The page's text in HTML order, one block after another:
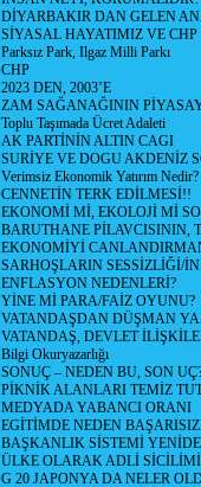
DİYARBAKIR DAN GELEN
SİYASAL HAYATIMIZ VE CHP
Parksız Park, Ilgaz Milli Parkı
CHP
2023 DEN, 2003’E
ZAM SAĞANAĞININ
Toplu Taşımada Ücret Adaleti
AK PARTİNİN ALTIN CAGI
SURİYE VE DOGU AKDENİZ
Verimsiz Ekonomik Yatırım Nedir?
CENNETİN TERK EDİLMESİ!!
EKONOMİ Mİ, EKOLOJİ Mİ
BARUTHANE PİLAVCISININ,
EKONOMİYİ
SARHOŞLARIN SESSİZLİĞİ/
ENFLASYON NEDENLERİ?
YİNE Mİ PARA/FAİZ OYUNU?
VATANDAŞDAN DÜŞMAN
VATANDAŞ, DEVLET
Bilgi Okuryazarlığı
SONUÇ – NEDEN BU, SON
PİKNİK ALANLARI TEMİZ
MEDYADA YABANCI ORANI
EGİTİMDE NEDEN
BAŞKANLIK SİSTEMİ
ÜLKE OLARAK ADLİ
G 20 JAPONYA DA NELER